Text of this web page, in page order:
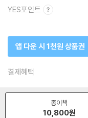
YES포인트
앱 다운 시 1천원 상품권
결제혜택
종이책
10,800원